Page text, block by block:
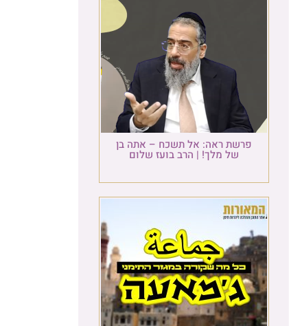
פרשת ראה: אל תשכח – אתה בן
של מלך! | הרב בועז שלום